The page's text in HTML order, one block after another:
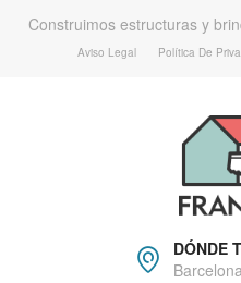
Construimos estructuras y
Aviso Legal Política De
DÓNDE